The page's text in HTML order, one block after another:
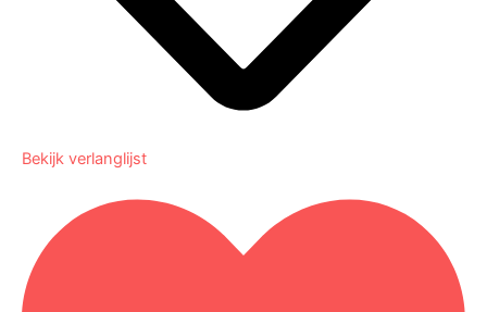
Bekijk verlanglijst